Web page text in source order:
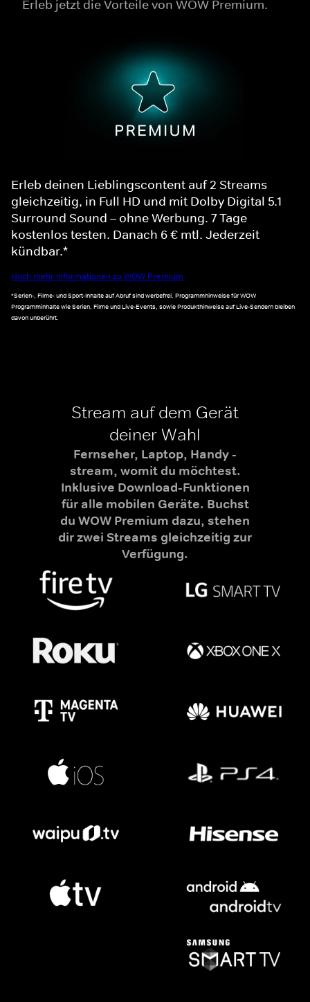
Erleb jetzt die Vorteile von WOW Premium.
Erleb deinen Lieblingscontent auf 2 Streams
gleichzeitig, in Full HD und mit Dolby Digital 5.1
Surround Sound – ohne Werbung. 7 Tage
kostenlos testen. Danach 6 € mtl. Jederzeit
kündbar.*
Noch mehr Informationen zu WOW Premium
*Serien-, Filme- und Sport-Inhalte auf Abruf sind werbefrei. Programmhinweise für WOW
Programminhalte wie Serien, Filme und Live-Events, sowie Produkthinweise auf Live-Sendern bleiben
davon unberührt.
Stream auf dem Gerät
deiner Wahl
Fernseher, Laptop, Handy -
stream, womit du möchtest.
Inklusive Download-Funktionen
für alle mobilen Geräte. Buchst
du WOW Premium dazu, stehen
dir zwei Streams gleichzeitig zur
Verfügung.